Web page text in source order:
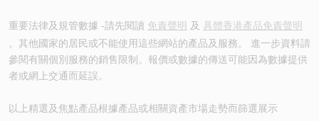
重要法律及規管數據 -請先閱讀 免責聲明 及 具體香港產品免責聲明
。其他國家的居民或不能使用這些網站的產品及服務。 進一步資料請
參閱有關個別服務的銷售限制。報價或數據的傳送可能因為數據提供
者或網上交通而延誤。
以上精選及焦點產品根據產品或相關資產市場走勢而篩選展示